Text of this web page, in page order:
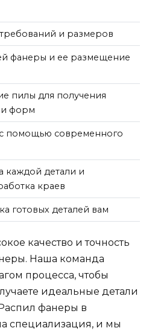
и размеров
фанеры и ее размещение
пилы для получения
форм
помощью современного
каждой детали и
краев
готовых деталей вам
качество и точность
Наша команда
процесса, чтобы
идеальные детали
фанеры в
специализация, и мы